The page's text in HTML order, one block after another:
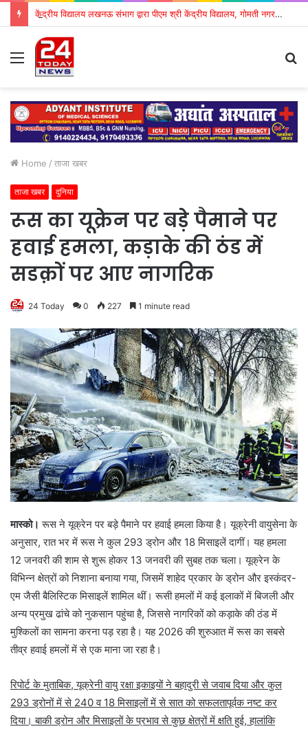
केंद्रीय विद्यालय लखनऊ संभाग द्वारा पीएम श्री केंद्रीय विद्यालय, गोमती नगर में पीजीटी (गणित) की क्षेत्रीय कार्यशाला का शुभारंभ
Menu
Home / ताजा खबर
ताजा खबर दुनिया
रूस का यूक्रेन पर बड़े पैमाने पर
हवाई हमला, कड़ाके की ठंड में
सडक़ों पर आए नागरिक
24 Today 0 227 1 minute read
मास्को।रूस ने यूक्रेन पर बड़े पैमाने पर हवाई हमला किया है। यूक्रेनी वायुसेना के
अनुसार, रात भर में रूस ने कुल 293 ड्रोन और 18 मिसाइलें दागीं। यह हमला
12 जनवरी की शाम से शुरू होकर 13 जनवरी की सुबह तक चला। यूक्रेन के
विभिन्न क्षेत्रों को निशाना बनाया गया, जिसमें शाहेद प्रकार के ड्रोन और इस्कंदर-
एम जैसी बैलिस्टिक मिसाइलें शामिल थीं। रूसी हमलों में कई इलाकों में बिजली और
अन्य प्रमुख ढांचे को नुकसान पहुंचा है, जिससे नागरिकों को कड़ाके की ठंड में
मुश्किलों का सामना करना पड़ रहा है। यह 2026 की शुरुआत में रूस का सबसे
तीव्र हवाई हमलों में से एक माना जा रहा है।
रिपोर्ट के मुताबिक, यूक्रेनी वायु रक्षा इकाइयों ने बहादुरी से जवाब दिया और कुल
293 ड्रोनों में से 240 व 18 मिसाइलों में से सात को सफलतापूर्वक नष्ट कर
दिया। बाकी ड्रोन और मिसाइलों के प्रभाव से कुछ क्षेत्रों में क्षति हुई, हालांकि